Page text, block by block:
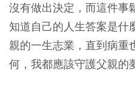
沒有做出決定，而這件事
知道自己的人生答案是什
親的一生志業，直到病重
何，我都應該守護父親的